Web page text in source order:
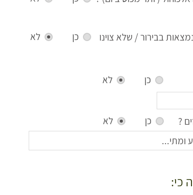
כן לא בבירור / שלא צוינו
כן לא
? כן לא
כי: